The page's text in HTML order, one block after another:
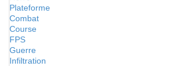
Plateforme
Combat
Course
FPS
Guerre
Infiltration